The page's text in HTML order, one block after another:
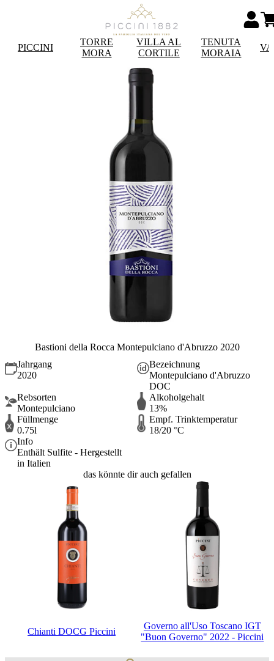
PICCINI
TORRE
MORA
VILLA AL
CORTILE
TENUTA
MORAIA
Bastioni della Rocca Montepulciano d'Abruzzo 2020
Jahrgang
2020
Bezeichnung
Montepulciano d'Abruzzo
DOC
Rebsorten
Montepulciano
Alkoholgehalt
13%
Füllmenge
0.75l
Empf. Trinktemperatur
18/20 °C
Info
Enthält Sulfite - Hergestellt
in Italien
das könnte dir auch gefallen
Chianti DOCG Piccini
Governo all'Uso Toscano IGT
"Buon Governo" 2022 - Piccini